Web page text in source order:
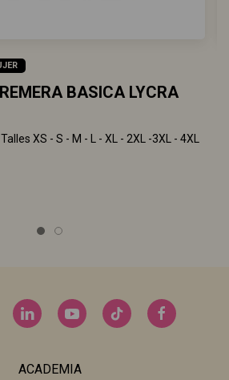
BASICA LYCRA
XS - S - M - L - XL - 2XL -3XL - 4XL
ACADEMIA